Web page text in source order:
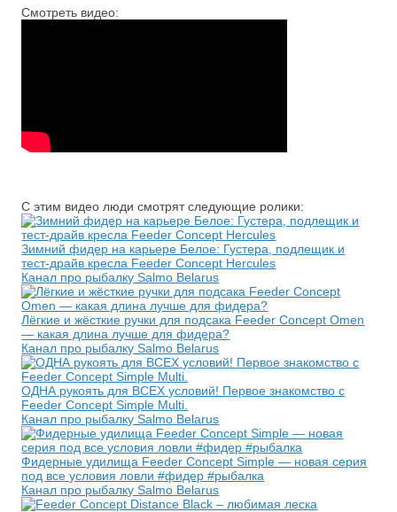
Смотреть видео:
С этим видео люди смотрят следующие ролики:
Зимний фидер на карьере Белое: Густера, подлещик и
тест-драйв кресла Feeder Concept Hercules
Канал про рыбалку Salmo Belarus
Лёгкие и жёсткие ручки для подсака Feeder Concept Omen
— какая длина лучше для фидера?
Канал про рыбалку Salmo Belarus
ОДНА рукоять для ВСЕХ условий! Первое знакомство с
Feeder Concept Simple Multi.
Канал про рыбалку Salmo Belarus
Фидерные удилища Feeder Concept Simple — новая серия
под все условия ловли #фидер #рыбалка
Канал про рыбалку Salmo Belarus